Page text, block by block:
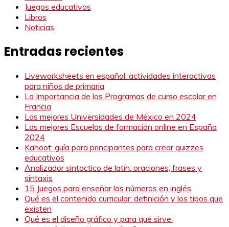
Juegos educativos
Libros
Noticias
Entradas recientes
Liveworksheets en español: actividades interactivas
para niños de primaria
La Importancia de los Programas de curso escolar en
Francia
Las mejores Universidades de México en 2024
Las mejores Escuelas de formación online en España
2024
Kahoot: guía para principantes para crear quizzes
educativos
Analizador sintactico de latín: oraciones, frases y
sintaxis
15 Juegos para enseñar los números en inglés
Qué es el contenido curricular: definición y los tipos que
existen
Qué es el diseño gráfico y para qué sirve: